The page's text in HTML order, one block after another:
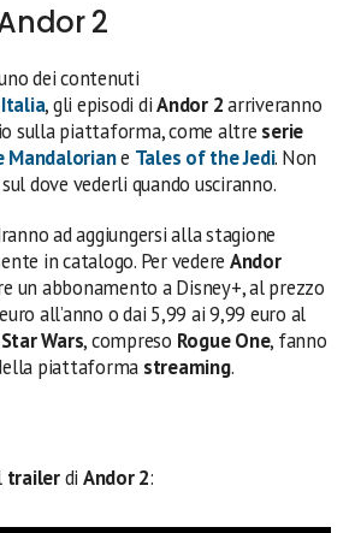
2
dei contenuti
Italia, gli episodi diAndor 2arriveranno
sulla piattaforma, come altre serie
Mandaloriane Tales of the Jedi. Non
dove vederli quando usciranno.
ad aggiungersi alla stagione
in catalogo. Per vedere Andor
un abbonamento a Disney+, al prezzo
all’anno o dai 5,99 ai 9,99 euro al
Star Wars, compreso Rogue One, fanno
piattaforma streaming.
trailerdi Andor 2: